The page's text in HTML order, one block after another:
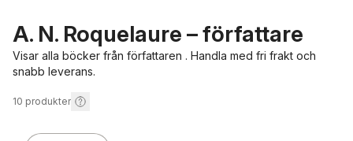
A. N. Roquelaure – författare
Visar alla böcker från författaren . Handla med fri frakt och
snabb leverans.
10 produkter